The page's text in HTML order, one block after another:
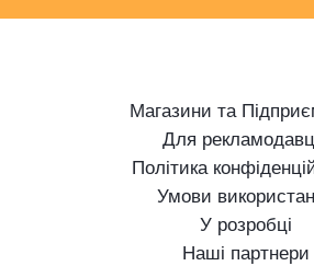
Магазини та
Для
Політика
Умови
У розробці
Наші партнери